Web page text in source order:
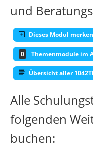
und
Dieses Modul
0 Themenmodule im
Übersicht aller
Alle
folgenden
buchen: